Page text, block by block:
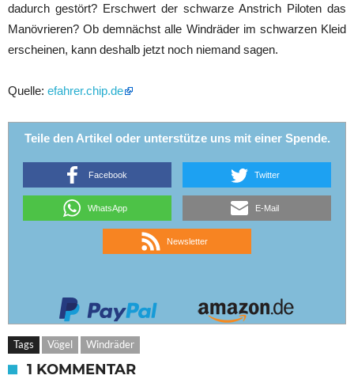
dadurch gestört? Erschwert der schwarze Anstrich Piloten das
Manövrieren? Ob demnächst alle Windräder im schwarzen Kleid
erscheinen, kann deshalb jetzt noch niemand sagen.
Quelle: efahrer.chip.de
Teile den Artikel oder unterstütze uns mit einer Spende.
Facebook Twitter
WhatsApp E-Mail
Newsletter
Tags Vögel Windräder
1 KOMMENTAR